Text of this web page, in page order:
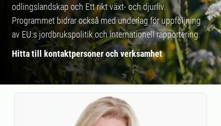
odlingslandskap och Ett rikt växt- och djurliv.
Programmet bidrar också med underlag för uppföljning
av EU:s jordbrukspolitik och internationell rapportering.
Hitta till kontaktpersoner och verksamhet